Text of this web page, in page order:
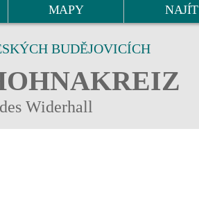
MAPY NAJÍT
BUDĚJOVICÍCH
Widerhall